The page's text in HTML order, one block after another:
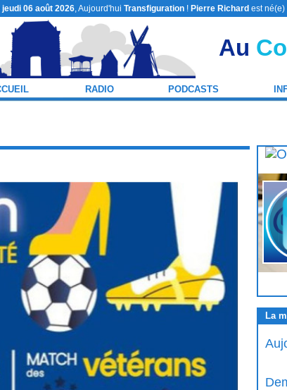
jeudi 06 août 2026, Aujourd'hui Transfiguration ! Pierre Richard est né(e)
Au
RADIO PODCASTS
La